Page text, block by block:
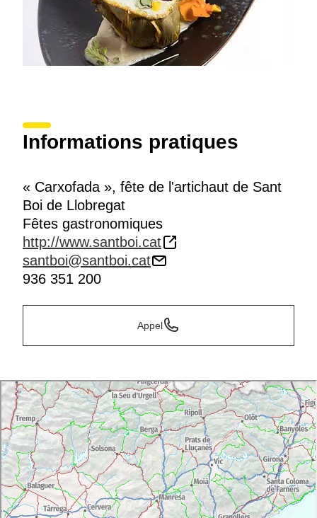
Informations pratiques
« Carxofada », fête de l'artichaut de Sant
Boi de Llobregat
Fêtes gastronomiques
http://www.santboi.cat
santboi@santboi.cat
936 351 200
Appel